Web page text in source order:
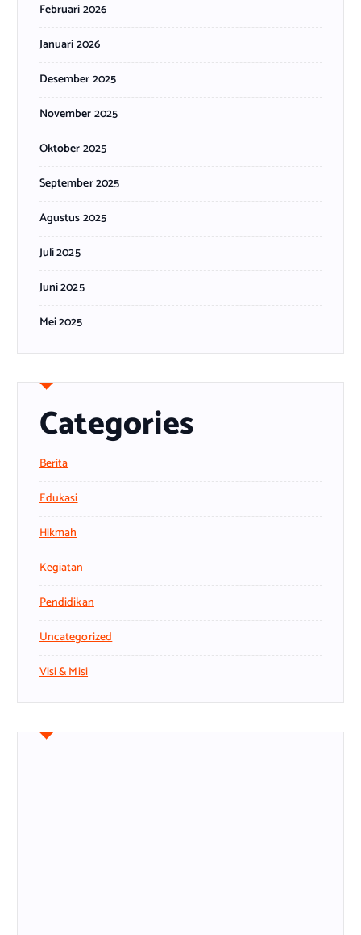
Februari 2026
Januari 2026
Desember 2025
November 2025
Oktober 2025
September 2025
Agustus 2025
Juli 2025
Juni 2025
Mei 2025
Categories
Berita
Edukasi
Hikmah
Kegiatan
Pendidikan
Uncategorized
Visi & Misi